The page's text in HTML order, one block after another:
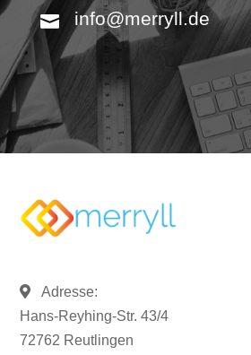
info@merryll.de
Adresse:
Hans-Reyhing-Str. 43/4
72762 Reutlingen